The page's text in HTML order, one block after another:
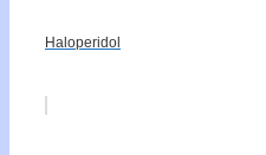
Haloperidol